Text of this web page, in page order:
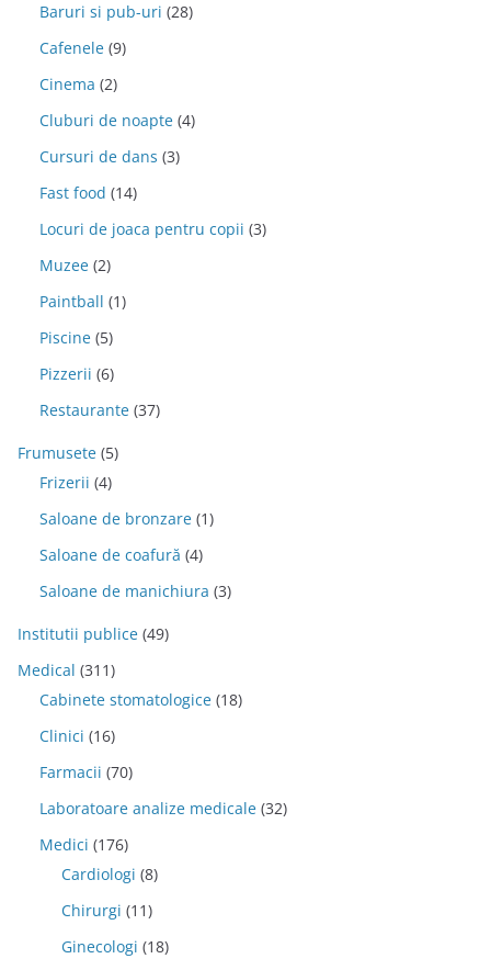
Baruri si pub-uri (28)
Cafenele (9)
Cinema (2)
Cluburi de noapte (4)
Cursuri de dans (3)
Fast food (14)
Locuri de joaca pentru copii (3)
Muzee (2)
Paintball (1)
Piscine (5)
Pizzerii (6)
Restaurante (37)
Frumusete (5)
Frizerii (4)
Saloane de bronzare (1)
Saloane de coafură (4)
Saloane de manichiura (3)
Institutii publice (49)
Medical (311)
Cabinete stomatologice (18)
Clinici (16)
Farmacii (70)
Laboratoare analize medicale (32)
Medici (176)
Cardiologi (8)
Chirurgi (11)
Ginecologi (18)